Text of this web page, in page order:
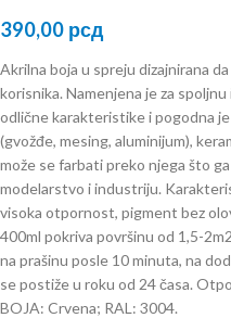
390,00 рсд
Akrilna boja u spreju dizajnirana
korisnika. Namenjena je za
odlične karakteristike i pogodna
(gvožđe, mesing, aluminijum),
može se farbati preko njega što
modelarstvo i industriju.
visoka otpornost, pigment bez
400ml pokriva površinu od 1,5-
na prašinu posle 10 minuta, na
se postiže u roku od 24 časa.
BOJA: Crvena; RAL: 3004.